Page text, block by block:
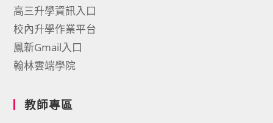
高三升學資訊入口
校內升學作業平台
鳳新Gmail入口
翰林雲端學院
教師專區